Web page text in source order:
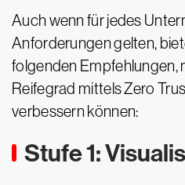
Auch wenn für jedes
Anforderungen gelten,
folgenden Empfehlungen,
Reifegrad mittels Zero
verbessern können:
Stufe 1: